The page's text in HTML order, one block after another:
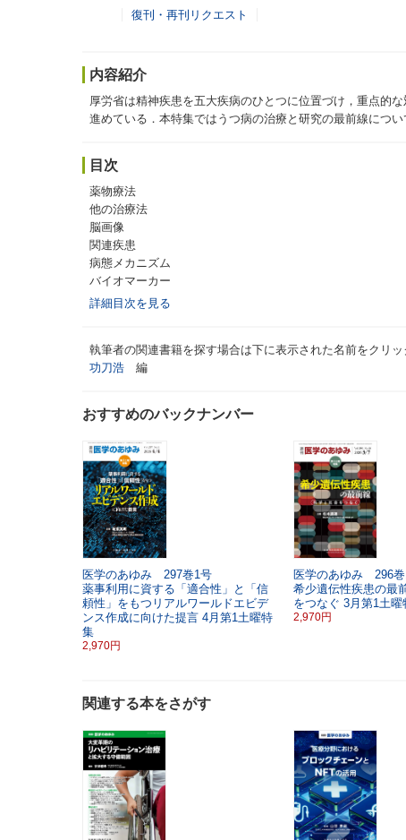
復刊・再刊リクエスト
内容紹介
厚労省は精神疾患を五大疾病のひとつに位置づけ，重点的
進めている．本特集ではうつ病の治療と研究の最前線につ
目次
薬物療法
他の治療法
脳画像
関連疾患
病態メカニズム
バイオマーカー
詳細目次を見る
執筆者の関連書籍を探す場合は下に表示された名前をクリ
功刀浩 編
おすすめのバックナンバー
医学のあゆみ 297巻1号
薬事利用に資する「適合性」と「信
頼性」をもつリアルワールドエビデ
ンス作成に向けた提言 4月第1土曜特
集
2,970円
医学のあゆみ 296巻
希少遺伝性疾患の最
をつなぐ 3月第1土曜
2,970円
関連する本をさがす